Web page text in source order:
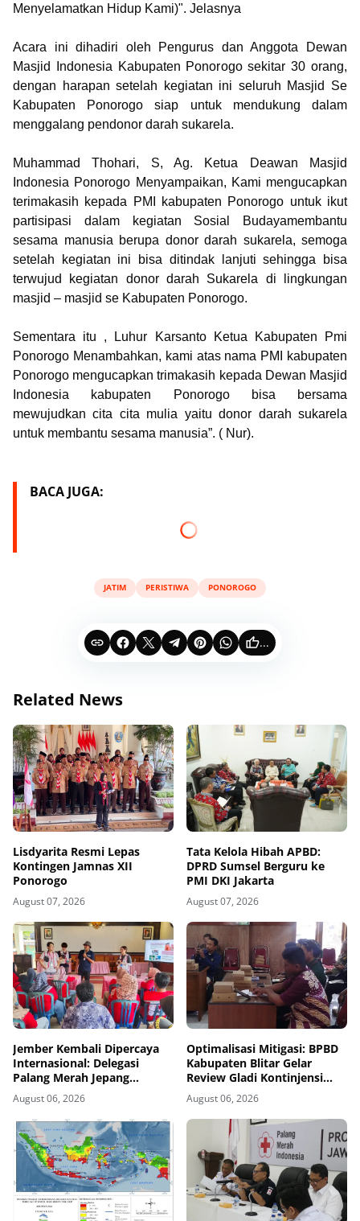
Menyelamatkan Hidup Kami)". Jelasnya
Acara ini dihadiri oleh Pengurus dan Anggota Dewan
Masjid Indonesia Kabupaten Ponorogo sekitar 30 orang,
dengan harapan setelah kegiatan ini seluruh Masjid Se
Kabupaten Ponorogo siap untuk mendukung dalam
menggalang pendonor darah sukarela.
Muhammad Thohari, S, Ag. Ketua Deawan Masjid
Indonesia Ponorogo Menyampaikan, Kami mengucapkan
terimakasih kepada PMI kabupaten Ponorogo untuk ikut
partisipasi dalam kegiatan Sosial Budayamembantu
sesama manusia berupa donor darah sukarela, semoga
setelah kegiatan ini bisa ditindak lanjuti sehingga bisa
terwujud kegiatan donor darah Sukarela di lingkungan
masjid – masjid se Kabupaten Ponorogo.
Sementara itu , Luhur Karsanto Ketua Kabupaten Pmi
Ponorogo Menambahkan, kami atas nama PMI kabupaten
Ponorogo mengucapkan trimakasih kepada Dewan Masjid
Indonesia kabupaten Ponorogo bisa bersama
mewujudkan cita cita mulia yaitu donor darah sukarela
untuk membantu sesama manusia”. ( Nur).
BACA JUGA:
JATIM PERISTIWA PONOROGO
...
Related News
Lisdyarita Resmi Lepas
Kontingen Jamnas XII
Ponorogo
August 07, 2026
Tata Kelola Hibah APBD:
DPRD Sumsel Berguru ke
PMI DKI Jakarta
August 07, 2026
Jember Kembali Dipercaya
Internasional: Delegasi
Palang Merah Jepang
Perkuat Kesiapsiagaan
Bencana di Kawasan Pesisir
dan Sekolah
August 06, 2026
Optimalisasi Mitigasi: BPBD
Kabupaten Blitar Gelar
Review Gladi Kontinjensi
Erupsi Gunung Kelud
August 06, 2026